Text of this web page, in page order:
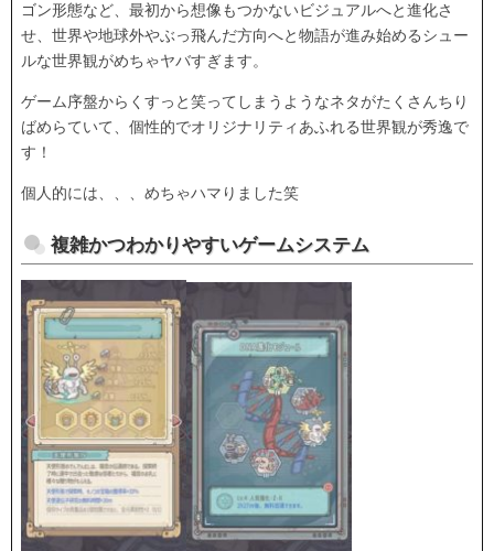
ゴン形態など、最初から想像もつかないビジュアルへと進化さ
せ、世界や地球外やぶっ飛んだ方向へと物語が進み始めるシュー
ルな世界観がめちゃヤバすぎます。
ゲーム序盤からくすっと笑ってしまうようなネタがたくさんちり
ばめらていて、個性的でオリジナリティあふれる世界観が秀逸で
す！
個人的には、、、めちゃハマりました笑
複雑かつわかりやすいゲームシステム